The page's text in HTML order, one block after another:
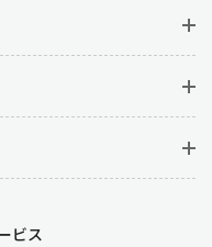
ビス